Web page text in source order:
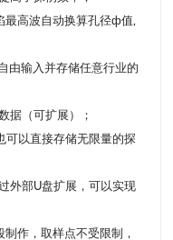
最高波自动换算孔径ф值,
由输入并存储任意行业的
据（可扩展）；
可以直接存储无限量的探
外部U盘扩展，可以实现
制作，取样点不受限制，